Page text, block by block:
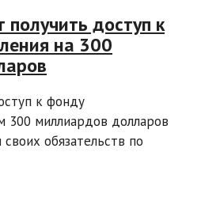
доступ к
на 300
к фонду
300 миллиардов долларов
обязательств по